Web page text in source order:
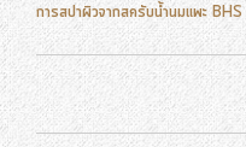
การสปาผิวจากสครับน้ำนมแพะ